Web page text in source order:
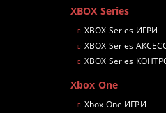
XBOX Series
XBOX Series ИГРИ
XBOX Series
XBOX Series
Xbox One
Xbox One ИГРИ